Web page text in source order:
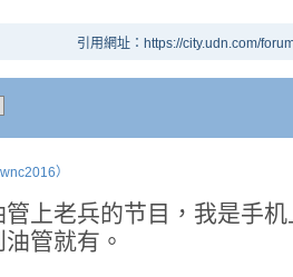
引用網址：https://city.udn.com/
）
管上老兵的节目，我是手
油管就有。